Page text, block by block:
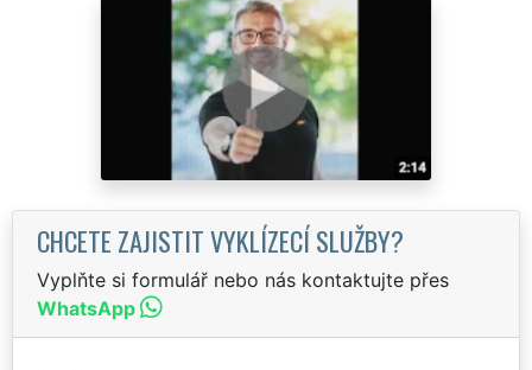
CHCETE ZAJISTIT VYKLÍZECÍ SLUŽBY?
Vyplňte si formulář nebo nás kontaktujte přes
WhatsApp